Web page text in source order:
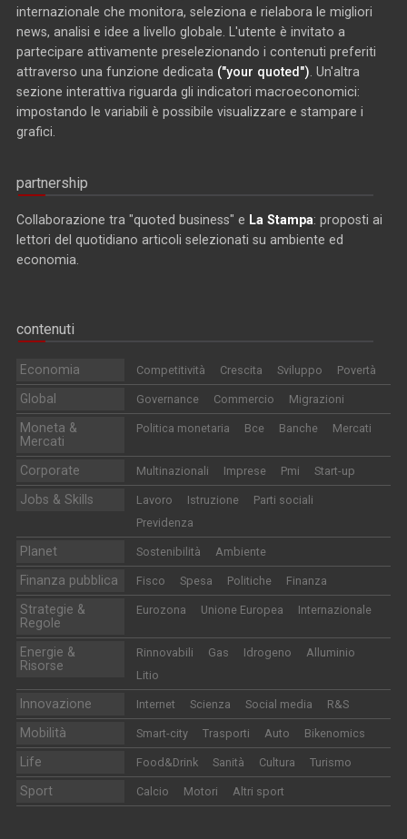
internazionale che monitora, seleziona e rielabora le migliori
news, analisi e idee a livello globale. L'utente è invitato a
partecipare attivamente preselezionando i contenuti preferiti
attraverso una funzione dedicata ("your quoted") . Un'altra
sezione interattiva riguarda gli indicatori macroeconomici:
impostando le variabili è possibile visualizzare e stampare i
grafici.
partnership
Collaborazione tra "quoted business" e La Stampa: proposti ai
lettori del quotidiano articoli selezionati su ambiente ed
economia.
contenuti
Economia Competitività Crescita Sviluppo Povertà
Global Governance Commercio Migrazioni
Moneta &
Mercati
Politica monetaria Bce Banche Mercati
Corporate Multinazionali Imprese Pmi Start-up
Jobs & Skills Lavoro Istruzione
Parti sociali
Previdenza
Planet Sostenibilità Ambiente
Finanza pubblica Fisco Spesa Politiche Finanza
Strategie &
Regole
Eurozona Unione Europea Internazionale
Energie &
Risorse
Rinnovabili Gas Idrogeno
Alluminio
Litio
Innovazione Internet Scienza Social media R&S
Mobilità Smart-city Trasporti Auto Bikenomics
Life Food&Drink Sanità Cultura Turismo
Sport Calcio Motori Altri sport